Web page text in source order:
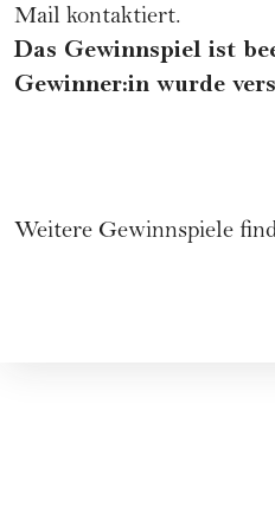
Mail kontaktiert.
Das Gewinnspiel ist
Gewinner:in wurde
Weitere Gewinnspiele